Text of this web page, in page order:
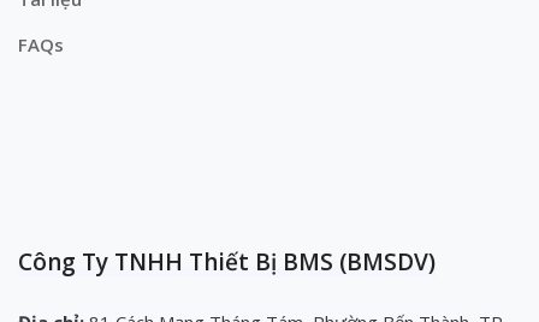
FAQs
Công Ty TNHH Thiết Bị BMS (BMSDV)